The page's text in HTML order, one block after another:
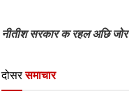
नीतीश सरकार क रहल अछि जोर
दोसर समाचार